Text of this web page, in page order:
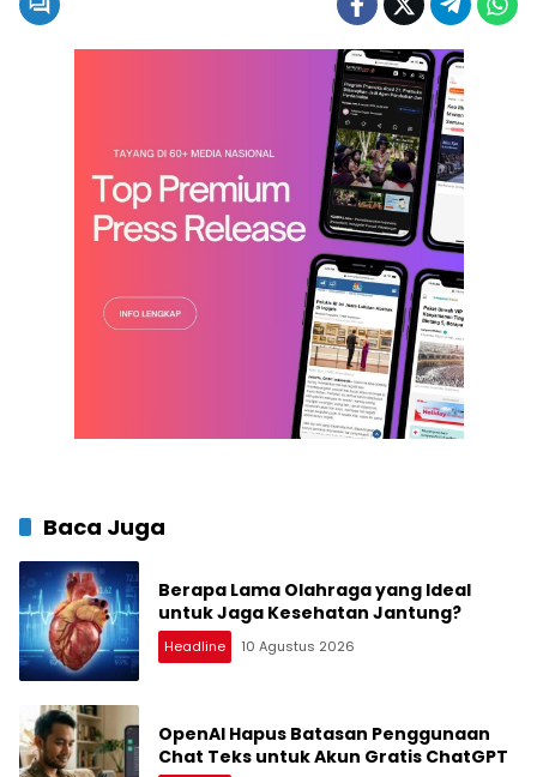
Baca Juga
Berapa Lama Olahraga yang Ideal
untuk Jaga Kesehatan Jantung?
Headline 10 Agustus 2026
OpenAI Hapus Batasan Penggunaan
Chat Teks untuk Akun Gratis ChatGPT